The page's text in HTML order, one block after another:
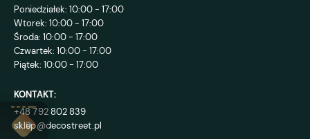
Poniedziałek: 10:00 - 17:00
Wtorek: 10:00 - 17:00
Środa: 10:00 - 17:00
Czwartek: 10:00 - 17:00
Piątek: 10:00 - 17:00
KONTAKT:
+48 792 802 839
sklep@decostreet.pl
4.9